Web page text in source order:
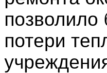
позволило
потери